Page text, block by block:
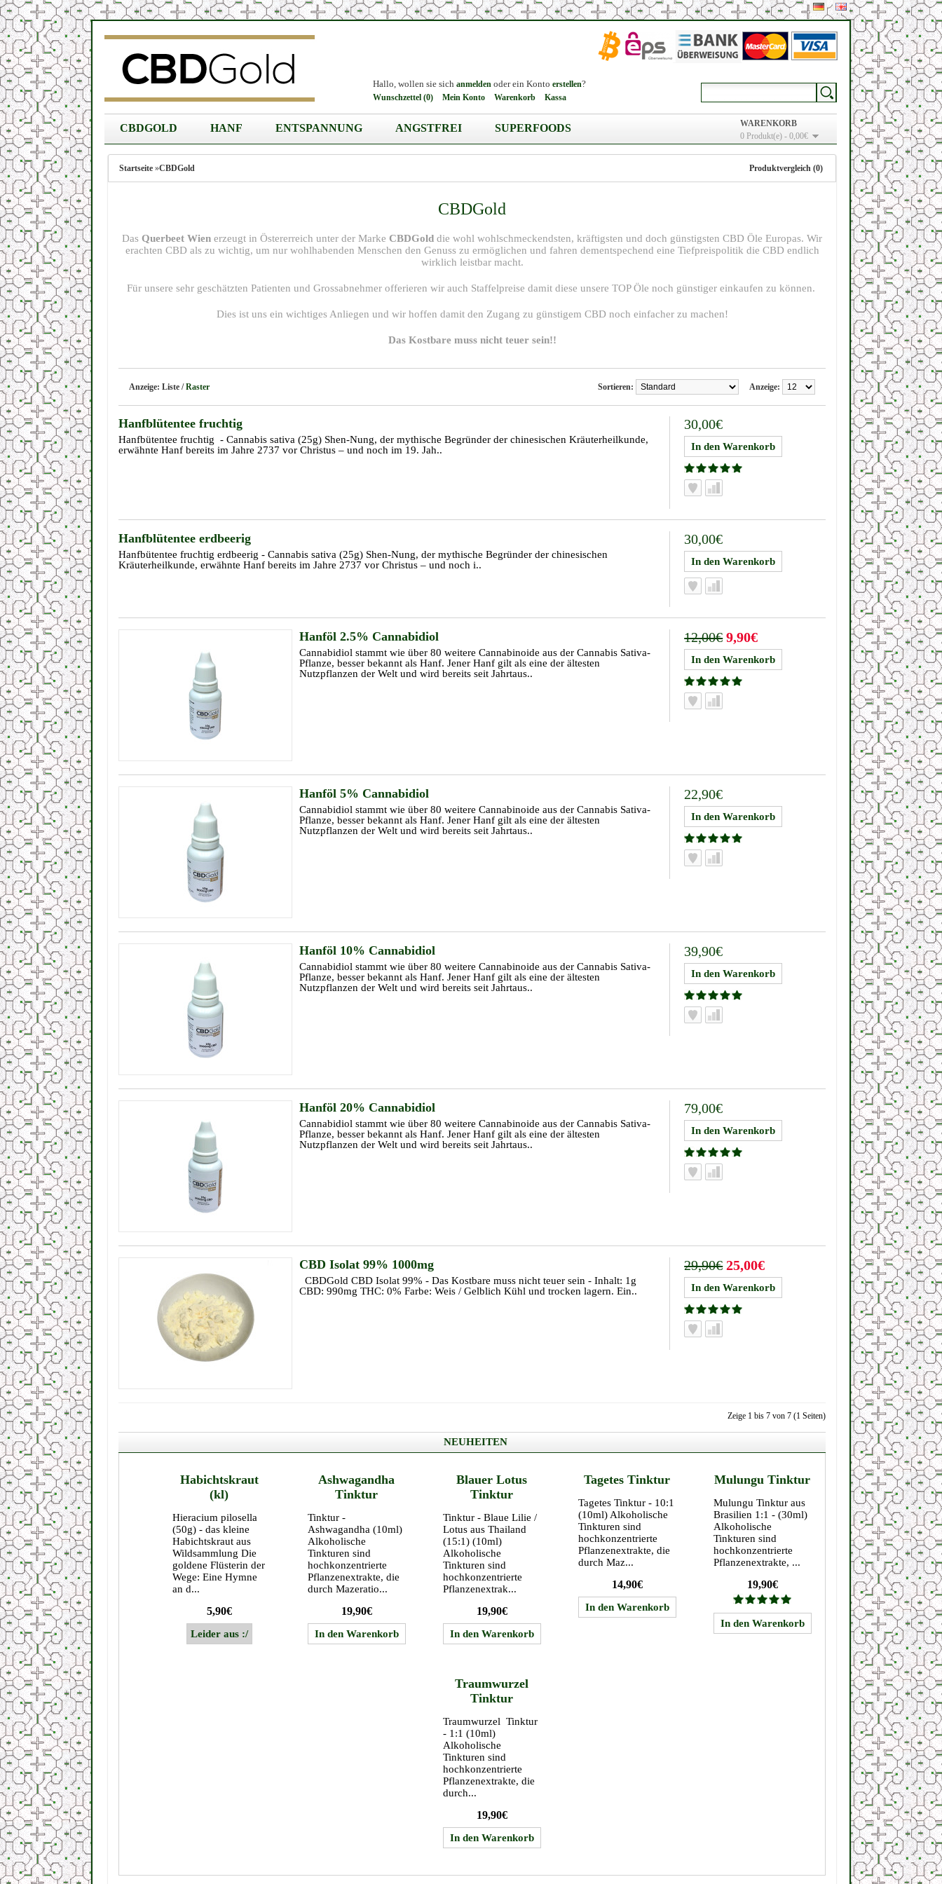
WARENKORB
0 Produkt(e) - 0,00€
Hallo, wollen sie sich anmelden oder ein Konto erstellen?
Wunschzettel (0) Mein Konto Warenkorb Kassa
CBDGOLD HANF ENTSPANNUNG ANGSTFREI SUPERFOODS
Startseite »CBDGold Produktvergleich (0)
CBDGold
Das Querbeet Wien erzeugt in Östererreich unter der Marke CBDGold die wohl wohlschmeckendsten, kräftigsten und doch günstigsten CBD Öle Europas. Wir
erachten CBD als zu wichtig, um nur wohlhabenden Menschen den Genuss zu ermöglichen und fahren dementspechend eine Tiefpreispolitik die CBD endlich
wirklich leistbar macht.
Für unsere sehr geschätzten Patienten und Grossabnehmer offerieren wir auch Staffelpreise damit diese unsere TOP Öle noch günstiger einkaufen zu können.
Dies ist uns ein wichtiges Anliegen und wir hoffen damit den Zugang zu günstigem CBD noch einfacher zu machen!
Das Kostbare muss nicht teuer sein!!
Anzeige: Liste / Raster Anzeige:
Sortieren:
30,00€
Hanfblütentee fruchtig
Hanfbütentee fruchtig - Cannabis sativa (25g) Shen-Nung, der mythische Begründer der chinesischen Kräuterheilkunde,
erwähnte Hanf bereits im Jahre 2737 vor Christus – und noch im 19. Jah..
30,00€
Hanfblütentee erdbeerig
Hanfbütentee fruchtig erdbeerig - Cannabis sativa (25g) Shen-Nung, der mythische Begründer der chinesischen
Kräuterheilkunde, erwähnte Hanf bereits im Jahre 2737 vor Christus – und noch i..
12,00€ 9,90€
Hanföl 2.5% Cannabidiol
Cannabidiol stammt wie über 80 weitere Cannabinoide aus der Cannabis Sativa-
Pflanze, besser bekannt als Hanf. Jener Hanf gilt als eine der ältesten
Nutzpflanzen der Welt und wird bereits seit Jahrtaus..
22,90€
Hanföl 5% Cannabidiol
Cannabidiol stammt wie über 80 weitere Cannabinoide aus der Cannabis Sativa-
Pflanze, besser bekannt als Hanf. Jener Hanf gilt als eine der ältesten
Nutzpflanzen der Welt und wird bereits seit Jahrtaus..
39,90€
Hanföl 10% Cannabidiol
Cannabidiol stammt wie über 80 weitere Cannabinoide aus der Cannabis Sativa-
Pflanze, besser bekannt als Hanf. Jener Hanf gilt als eine der ältesten
Nutzpflanzen der Welt und wird bereits seit Jahrtaus..
79,00€
Hanföl 20% Cannabidiol
Cannabidiol stammt wie über 80 weitere Cannabinoide aus der Cannabis Sativa-
Pflanze, besser bekannt als Hanf. Jener Hanf gilt als eine der ältesten
Nutzpflanzen der Welt und wird bereits seit Jahrtaus..
29,90€ 25,00€
CBD Isolat 99% 1000mg
CBDGold CBD Isolat 99% - Das Kostbare muss nicht teuer sein - Inhalt: 1g
CBD: 990mg THC: 0% Farbe: Weis / Gelblich Kühl und trocken lagern. Ein..
Zeige 1 bis 7 von 7 (1 Seiten)
NEUHEITEN
Habichtskraut
(kl)
Hieracium pilosella
(50g) - das kleine
Habichtskraut aus
Wildsammlung Die
goldene Flüsterin der
Wege: Eine Hymne
an d...
5,90€
Ashwagandha
Tinktur
Tinktur -
Ashwagandha (10ml)
Alkoholische
Tinkturen sind
hochkonzentrierte
Pflanzenextrakte, die
durch Mazeratio...
19,90€
Blauer Lotus
Tinktur
Tinktur - Blaue Lilie /
Lotus aus Thailand
(15:1) (10ml)
Alkoholische
Tinkturen sind
hochkonzentrierte
Pflanzenextrak...
19,90€
Tagetes Tinktur
Tagetes Tinktur - 10:1
(10ml) Alkoholische
Tinkturen sind
hochkonzentrierte
Pflanzenextrakte, die
durch Maz...
14,90€
Mulungu Tinktur
Mulungu Tinktur aus
Brasilien 1:1 - (30ml)
Alkoholische
Tinkturen sind
hochkonzentrierte
Pflanzenextrakte, ...
19,90€
Traumwurzel
Tinktur
Traumwurzel Tinktur
- 1:1 (10ml)
Alkoholische
Tinkturen sind
hochkonzentrierte
Pflanzenextrakte, die
durch...
19,90€